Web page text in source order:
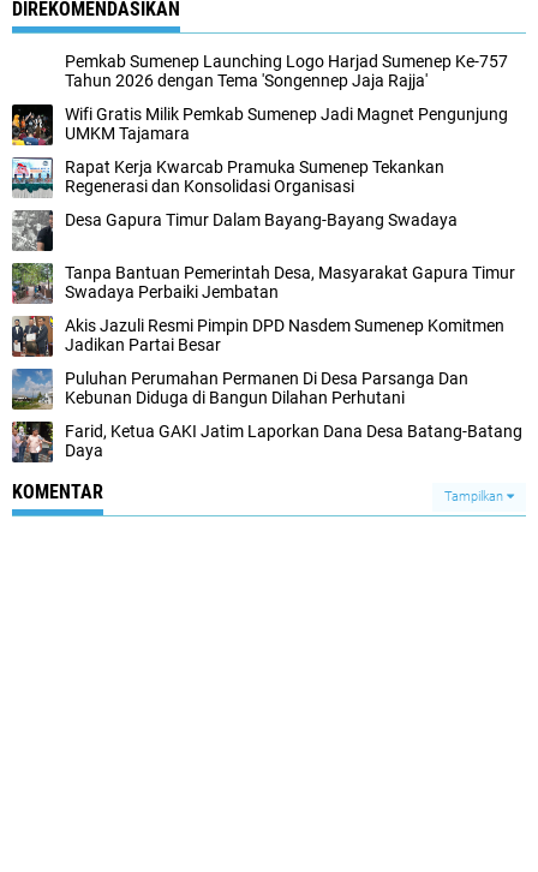
DIREKOMENDASIKAN
Pemkab Sumenep Launching Logo Harjad Sumenep Ke-757
Tahun 2026 dengan Tema 'Songennep Jaja Rajja'
Wifi Gratis Milik Pemkab Sumenep Jadi Magnet Pengunjung
UMKM Tajamara
Rapat Kerja Kwarcab Pramuka Sumenep Tekankan
Regenerasi dan Konsolidasi Organisasi
Desa Gapura Timur Dalam Bayang-Bayang Swadaya
Tanpa Bantuan Pemerintah Desa, Masyarakat Gapura Timur
Swadaya Perbaiki Jembatan
Akis Jazuli Resmi Pimpin DPD Nasdem Sumenep Komitmen
Jadikan Partai Besar
Puluhan Perumahan Permanen Di Desa Parsanga Dan
Kebunan Diduga di Bangun Dilahan Perhutani
Farid, Ketua GAKI Jatim Laporkan Dana Desa Batang-Batang
Daya
KOMENTAR Tampilkan